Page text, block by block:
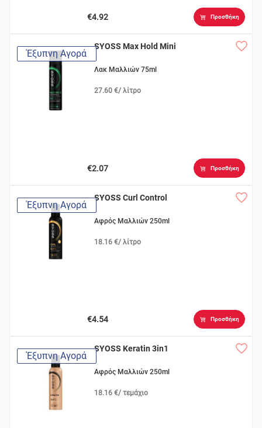
€4.92 Προσθήκη
Έξυπνη Αγορά
SYOSS Max Hold Mini
Λακ Μαλλιών 75ml
27.60 €/ λίτρο
€2.07 Προσθήκη
Έξυπνη Αγορά
SYOSS Curl Control
Αφρός Μαλλιών 250ml
18.16 €/ λίτρο
€4.54 Προσθήκη
Έξυπνη Αγορά
SYOSS Keratin 3in1
Αφρός Μαλλιών 250ml
18.16 €/ τεμάχιο